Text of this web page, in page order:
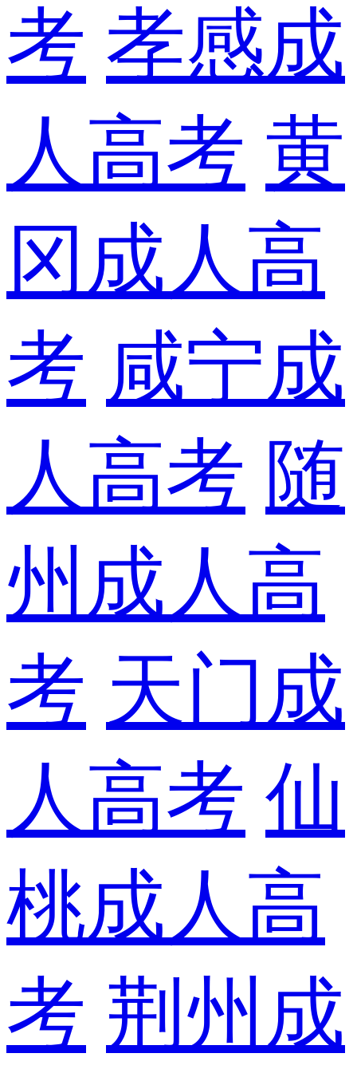
考 孝感成
人高考 黄
冈成人高
考 咸宁成
人高考 随
州成人高
考 天门成
人高考 仙
桃成人高
考 荆州成